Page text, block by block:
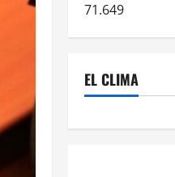
71.649
EL CLIMA